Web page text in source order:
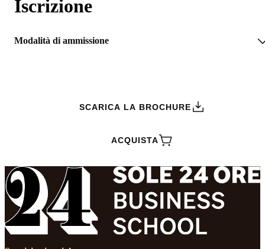
Iscrizione
Modalità di ammissione
SCARICA LA BROCHURE
ACQUISTA